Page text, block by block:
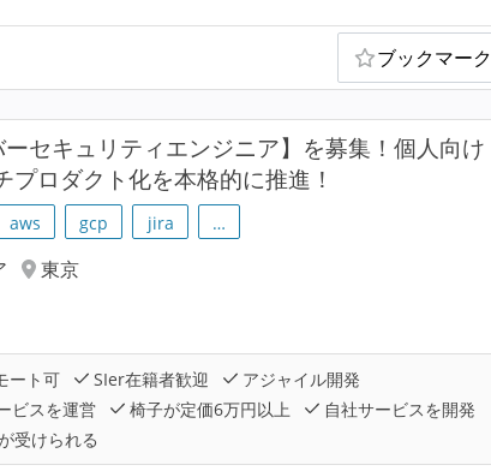
ブックマーク
セキュリティエンジニア】を募集！個人向け
ロダクト化を本格的に推進！
aws gcp jira …
東京
ート可 SIer在籍者歓迎
アジャイル開発
ビスを運営 椅子が定価6万円以上
自社サービスを開発
受けられる